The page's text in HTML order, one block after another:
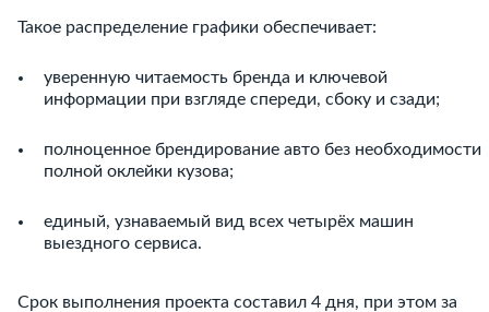
Такое распределение графики обеспечивает:
уверенную читаемость бренда и ключевой
информации при взгляде спереди, сбоку и сзади;
полноценное брендирование авто без необходимости
полной оклейки кузова;
единый, узнаваемый вид всех четырёх машин
выездного сервиса.
Срок выполнения проекта составил 4 дня, при этом за